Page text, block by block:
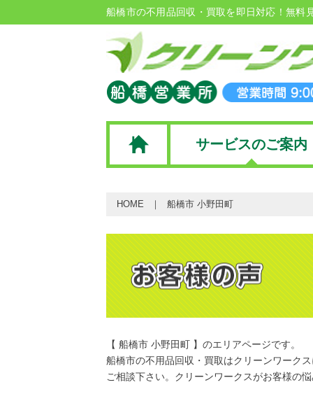
船橋市の不用品回収・買取を即日対応！無料
サービスのご案内
HOME 船橋市 小野田町
【 船橋市 小野田町 】のエリアページです。
船橋市の不用品回収・買取はクリーンワーク
ご相談下さい。クリーンワークスがお客様の悩